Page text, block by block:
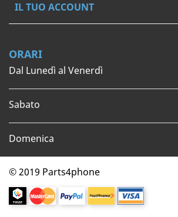
IL TUO ACCOUNT
ORARI
Dal Lunedì al Venerdì
Sabato
Domenica
© 2019 Parts4phone